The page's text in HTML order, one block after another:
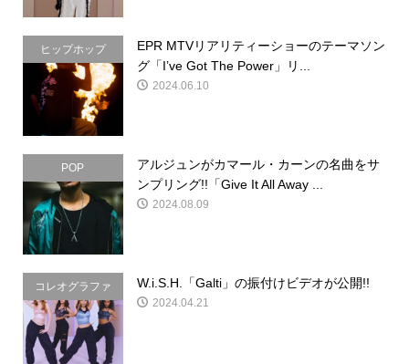
ヒップホップ
EPR MTVリアリティーショーのテーマソン
グ「I’ve Got The Power」リ...
2024.06.10
POP
アルジュンがカマール・カーンの名曲をサ
ンプリング!!「Give It All Away ...
2024.08.09
コレオグラファ
ー
W.i.S.H.「Galti」の振付けビデオが公開!!
2024.04.21